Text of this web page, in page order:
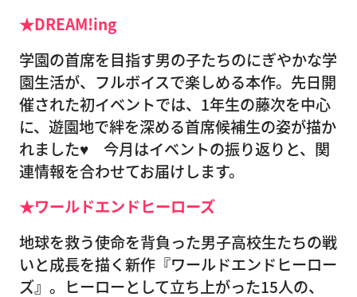
★DREAM!ing
学園の首席を目指す男の子たちのにぎやかな学
園生活が、フルボイスで楽しめる本作。先日開
催された初イベントでは、1年生の藤次を中心
に、遊園地で絆を深める首席候補生の姿が描か
れました♥ 今月はイベントの振り返りと、関
連情報を合わせてお届けします。
★ワールドエンドヒーローズ
地球を救う使命を背負った男子高校生たちの戦
いと成長を描く新作『ワールドエンドヒーロー
ズ』。ヒーローとして立ち上がった15人の、